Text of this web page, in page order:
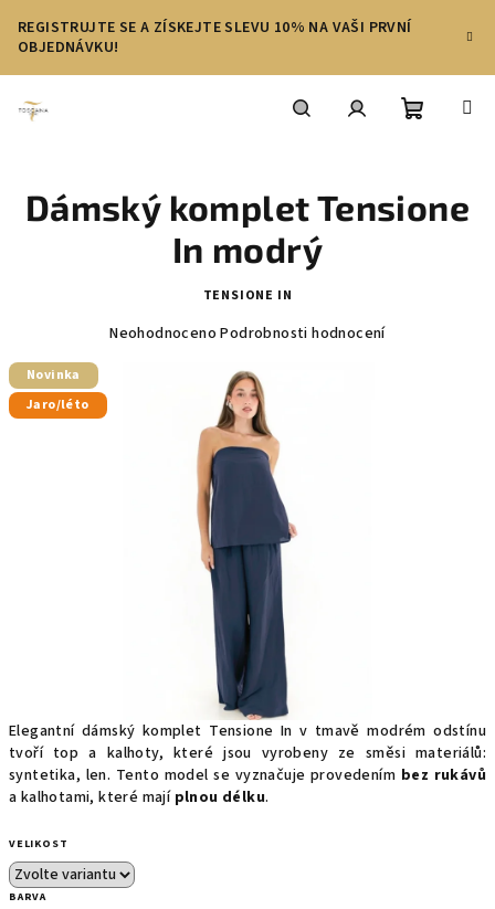
obsah
REGISTRUJTE SE A ZÍSKEJTE SLEVU 10% NA VAŠI PRVNÍ
OBJEDNÁVKU!
košík
Elegantní dámský komplet Tensione In v tmavě modrém odstínu
tvoří top a kalhoty, které jsou vyrobeny ze směsi materiálů:
syntetika, len. Tento model se vyznačuje provedením bez rukávů
a kalhotami, které mají plnou délku.
VELIKOST
BARVA
Dámský komplet Tensione
In modrý
TENSIONE IN
produktu
je
0,0
Neohodnoceno Podrobnosti hodnocení
Novinka
Jaro/léto